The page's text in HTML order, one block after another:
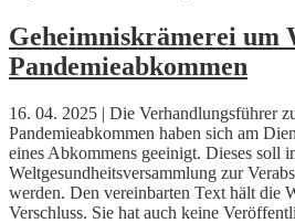
Geheimniskrämerei um
Pandemieabkommen
16. 04. 2025 | Die Verhandlungsführer
Pandemieabkommen haben sich am
eines Abkommens geeinigt. Dieses soll
Weltgesundheitsversammlung zur
werden. Den vereinbarten Text hält die
Verschluss. Sie hat auch keine